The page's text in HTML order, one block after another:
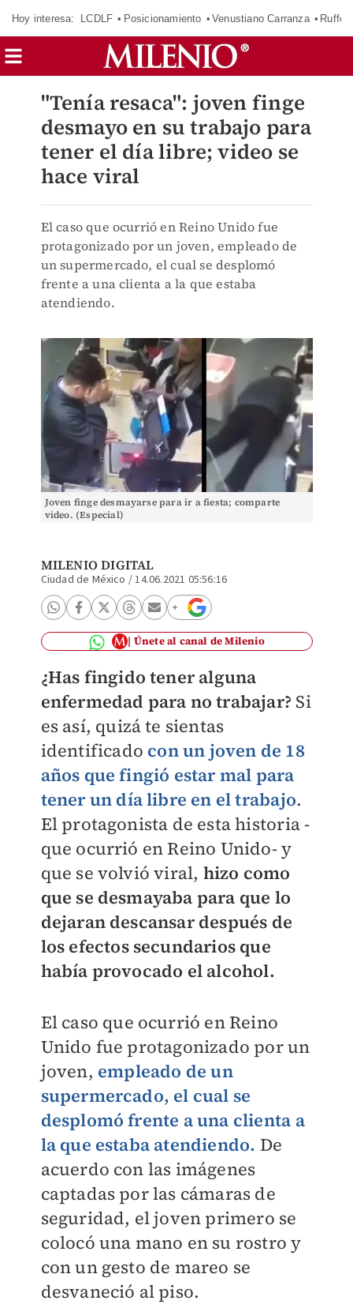
Hoy interesa: LCDLF Posicionamiento Venustiano Carranza Ruffo
"Tenía resaca": joven finge
desmayo en su trabajo para
tener el día libre; video se
hace viral
El caso que ocurrió en Reino Unido fue
protagonizado por un joven, empleado de
un supermercado, el cual se desplomó
frente a una clienta a la que estaba
atendiendo.
Joven finge desmayarse para ir a fiesta; comparte
video. (Especial)
MILENIO DIGITAL
Ciudad de México /14.06.2021 05:56:16
Únete al canal de Milenio
¿Has fingido tener alguna
enfermedad para no trabajar? Si
es así, quizá te sientas
identificado con un joven de 18
años que fingió estar mal para
tener un día libre en el trabajo.
El protagonista de esta historia -
que ocurrió en Reino Unido- y
que se volvió viral, hizo como
que se desmayaba para que lo
dejaran descansar después de
los efectos secundarios que
había provocado el alcohol.
El caso que ocurrió en Reino
Unido fue protagonizado por un
joven, empleado de un
supermercado, el cual se
desplomó frente a una clienta a
la que estaba atendiendo. De
acuerdo con las imágenes
captadas por las cámaras de
seguridad, el joven primero se
colocó una mano en su rostro y
con un gesto de mareo se
desvaneció al piso.